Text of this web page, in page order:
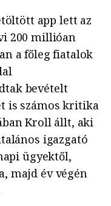
app lett az
200 millióan
a főleg fiatalok
bevételt
is számos kritika
Kroll állt, aki
igazgató
ügyektől,
majd év végén